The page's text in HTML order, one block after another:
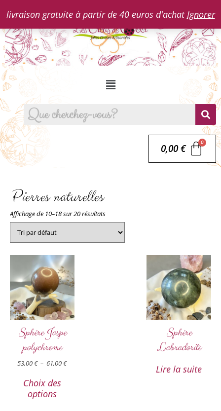
livraison gratuite à partir de 40 euros d'achatIgnorer
0,00€
Pierres naturelles
Affichage de 10–18 sur 20 résultats
Sphère Jaspe
polychrome
53,00€ – 61,00€
Choix des
options
Sphère
Labradorite
Lire la suite